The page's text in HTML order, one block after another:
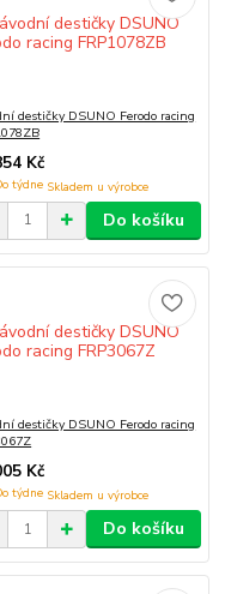
destičky DSUNO Ferodo racing
Kč
týdne
Do košíku
destičky DSUNO Ferodo racing
Kč
týdne
Do košíku